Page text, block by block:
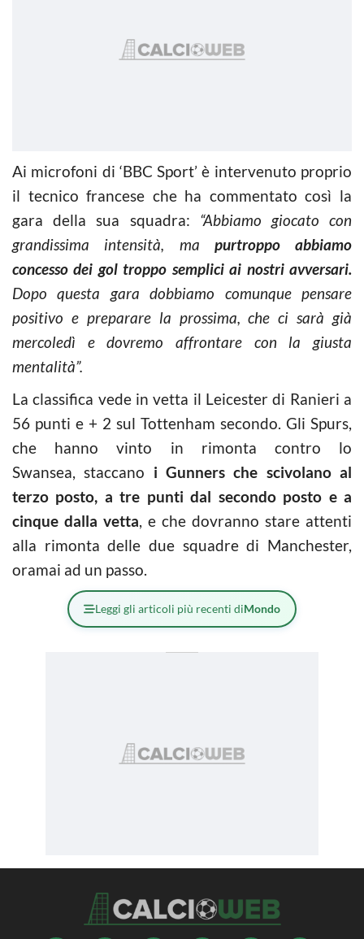
Ai microfoni di ‘BBC Sport’ è intervenuto proprio
il tecnico francese che ha commentato così la
gara della sua squadra: “Abbiamo giocato con
grandissima intensità, ma purtroppo abbiamo
concesso dei gol troppo semplici ai nostri avversari.
Dopo questa gara dobbiamo comunque pensare
positivo e preparare la prossima, che ci sarà già
mercoledì e dovremo affrontare con la giusta
mentalità”.
La classifica vede in vetta il Leicester di Ranieri a
56 punti e + 2 sul Tottenham secondo. Gli Spurs,
che hanno vinto in rimonta contro lo
Swansea, staccano i Gunners che scivolano al
terzo posto, a tre punti dal secondo posto e a
cinque dalla vetta, e che dovranno stare attenti
alla rimonta delle due squadre di Manchester,
oramai ad un passo.
Leggi gli articoli più recenti diMondo